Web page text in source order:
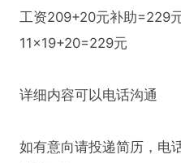
工资209+20元补助=229
11×19+20=229元
详细内容可以电话沟通
如有意向请投递简历，电